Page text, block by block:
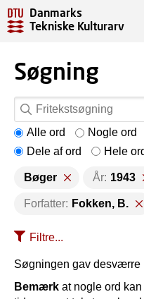
Danmarks
Tekniske Kulturarv
Søgning
Alle ord
Nogle ord
Dele af ord
Hele
Bøger År: 1943
Forfatter: Fokken, B.
Filtre...
Søgningen gav desværre
Bemærk at nogle ord